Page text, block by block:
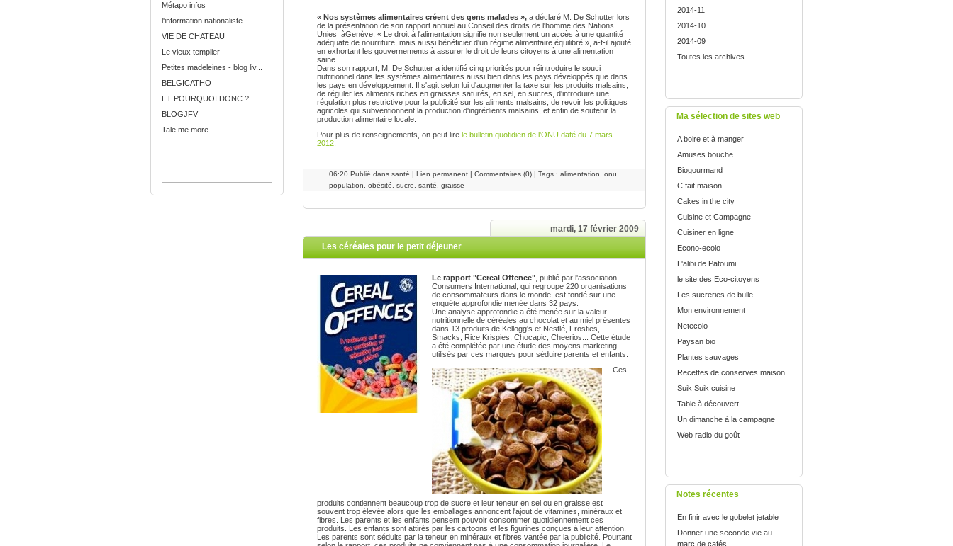
Métapo infos
l'information nationaliste
VIE DE CHATEAU
Le vieux templier
Petites madeleines - blog liv...
BELGICATHO
ET POURQUOI DONC ?
BLOGJFV
Tale me more
2014-11
2014-10
2014-09
Toutes les archives
Ma sélection de sites web
A boire et à manger
Amuses bouche
Biogourmand
C fait maison
Cakes in the city
Cuisine et Campagne
Cuisiner en ligne
Econo-ecolo
L'alibi de Patoumi
le site des Eco-citoyens
Les sucreries de bulle
Mon environnement
Netecolo
Paysan bio
Plantes sauvages
Recettes de conserves maison
Suik Suik cuisine
Table à découvert
Un dimanche à la campagne
Web radio du goût
Notes récentes
En finir avec le gobelet jetable
Donner une seconde vie au
marc de cafés
« Nos systèmes alimentaires créent des gens malades », a déclaré M. De Schutter lors
de la présentation de son rapport annuel au Conseil des droits de l'homme des Nations
Unies àGenève. « Le droit à l'alimentation signifie non seulement un accès à une quantité
adéquate de nourriture, mais aussi bénéficier d'un régime alimentaire équilibré », a-t-il ajouté
en exhortant les gouvernements à assurer le droit de leurs citoyens à une alimentation
saine.
Dans son rapport, M. De Schutter a identifié cinq priorités pour réintroduire le souci
nutritionnel dans les systèmes alimentaires aussi bien dans les pays développés que dans
les pays en développement. Il s'agit selon lui d'augmenter la taxe sur les produits malsains,
de réguler les aliments riches en graisses saturés, en sel, en sucres, d'introduire une
régulation plus restrictive pour la publicité sur les aliments malsains, de revoir les politiques
agricoles qui subventionnent la production d'ingrédients malsains, et enfin de soutenir la
production alimentaire locale.
Pour plus de renseignements, on peut lire le bulletin quotidien de l'ONU daté du 7 mars
2012.
06:20 Publié dans santé | Lien permanent | Commentaires (0) | Tags : alimentation, onu,
population, obésité, sucre, santé, graisse
mardi, 17 février 2009
Les céréales pour le petit déjeuner
Le rapport "Cereal Offence", publié par l'association
Consumers International, qui regroupe 220 organisations
de consommateurs dans le monde, est fondé sur une
enquête approfondie menée dans 32 pays.
Une analyse approfondie a été menée sur la valeur
nutritionnelle de céréales au chocolat et au miel présentes
dans 13 produits de Kellogg's et Nestlé, Frosties,
Smacks, Rice Krispies, Chocapic, Cheerios... Cette étude
a été complétée par une étude des moyens marketing
utilisés par ces marques pour séduire parents et enfants.
Ces
produits contiennent beaucoup trop de sucre et leur teneur en sel ou en graisse est
souvent trop élevée alors que les emballages annoncent l'ajout de vitamines, minéraux et
fibres. Les parents et les enfants pensent pouvoir consommer quotidiennement ces
produits. Les enfants sont attirés par les cartoons et les figurines conçues à leur attention.
Les parents sont séduits par la teneur en minéraux et fibres vantée par la publicité. Pourtant